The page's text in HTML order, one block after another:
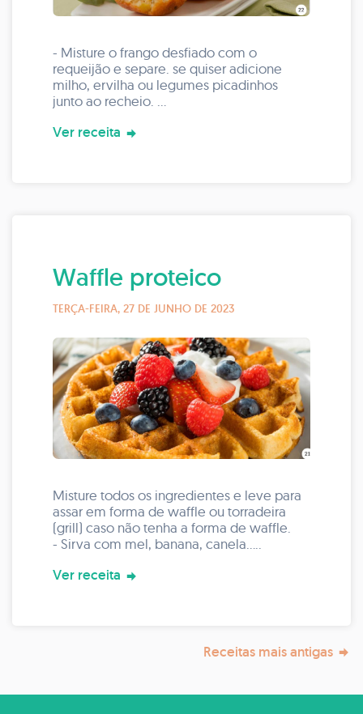
- Misture o frango desfiado com o
requeijão e separe. se quiser adicione
milho, ervilha ou legumes picadinhos
junto ao recheio.
ingredientes no liquidificador. Despeje
Ver receita
Waffle proteico
TERÇA-FEIRA, 27 DE JUNHO DE 2023
Misture todos os ingredientes e leve para
assar em forma de waffle ou torradeira
(grill) caso não tenha a forma de waffle.
- Sirva com mel, banana, canela.....
Ver receita
Receitas mais antigas